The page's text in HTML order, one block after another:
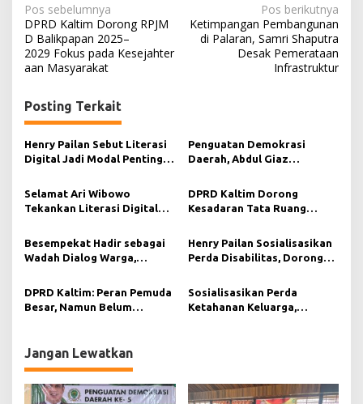
N
a
v
g
a
s
p
o
s
Pos sebelumnya
DPRD Kaltim Dorong RPJM
D Balikpapan 2025–
2029 Fokus pada Kesejahter
aan Masyarakat
Pos berikutnya
Ketimpangan Pembangunan
di Palaran, Samri Shaputra
Desak Pemerataan
Infrastruktur
Posting Terkait
Henry Pailan Sebut Literasi
Digital Jadi Modal Penting
Lebih Terbuka
Penguatan Demokrasi
Daerah, Abdul Giaz
Teknologi Informasi
Selamat Ari Wibowo
Tekankan Literasi Digital
Modern di Pedalaman Kukar
DPRD Kaltim Dorong
Kesadaran Tata Ruang
Besempekat Hadir sebagai
Wadah Dialog Warga,
Aspirasi Masyarakat Paser
Henry Pailan Sosialisasikan
Perda Disabilitas, Dorong
DPRD Kaltim: Peran Pemuda
Besar, Namun Belum
Sosialisasikan Perda
Ketahanan Keluarga,
Jangan Lewatkan